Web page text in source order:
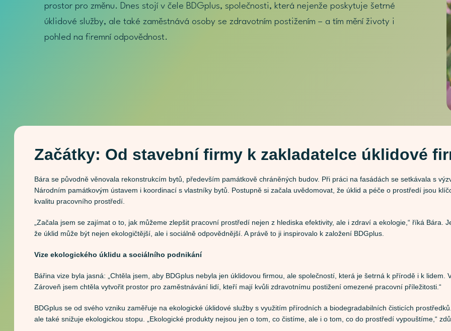
prostor pro změnu. Dnes stojí v čele BDGplus, společnosti, která nejenže poskytuje šetrné
úklidové služby, ale také zaměstnává osoby se zdravotním postižením – a tím mění životy i
pohled na firemní odpovědnost.
Začátky: Od stavební firmy k zakladatelce úklidové
Bára se původně věnovala rekonstrukcím bytů, především památkově chráněných budov. Při práci na fasádách se setkávala s
Národním památkovým ústavem i koordinací s vlastníky bytů. Postupně si začala uvědomovat, že úklid a péče o prostředí jsou
kvalitu pracovního prostředí.
„Začala jsem se zajímat o to, jak můžeme zlepšit pracovní prostředí nejen z hlediska efektivity, ale i zdraví a ekologie,“ říká Bára.
že úklid může být nejen ekologičtější, ale i sociálně odpovědnější. A právě to ji inspirovalo k založení BDGplus.
Vize ekologického úklidu a sociálního podnikání
Bářina vize byla jasná: „Chtěla jsem, aby BDGplus nebyla jen úklidovou firmou, ale společností, která je šetrná k přírodě i k
Zároveň jsem chtěla vytvořit prostor pro zaměstnávání lidí, kteří mají kvůli zdravotnímu postižení omezené pracovní příležitosti.“
BDGplus se od svého vzniku zaměřuje na ekologické úklidové služby s využitím přírodních a biodegradabilních čisticích
ale také snižuje ekologickou stopu. „Ekologické produkty nejsou jen o tom, co čistíme, ale i o tom, co do prostředí vypouštíme,“